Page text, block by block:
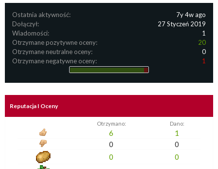
Ostatnia aktywność:
7y 4w ago
Dołączył:
27 Styczeń 2019
Wiadomości:
1
Otrzymane pozytywne oceny:
20
Otrzymane neutralne oceny:
0
Otrzymane negatywne oceny:
1
Reputacja I Oceny
Otrzymano: Dano:
6
1
0
0
0
0